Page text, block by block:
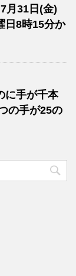
月31日(金)
日8時15分か
に手が千本
の手が25の